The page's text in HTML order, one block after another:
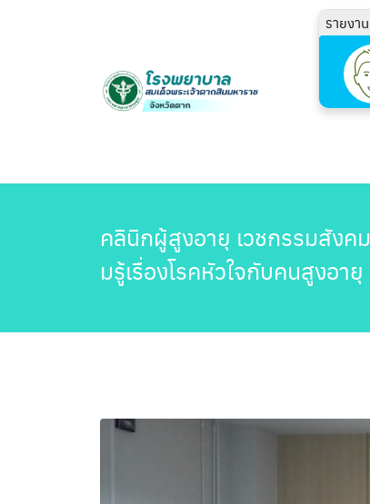
รายงา
คลินิกผู้สูงอายุ เวชกรรมสังค
มรู้เรื่องโรคหัวใจกับคนสูงอายุ